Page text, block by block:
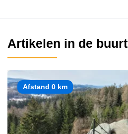
Artikelen in de buurt
Afstand 0 km